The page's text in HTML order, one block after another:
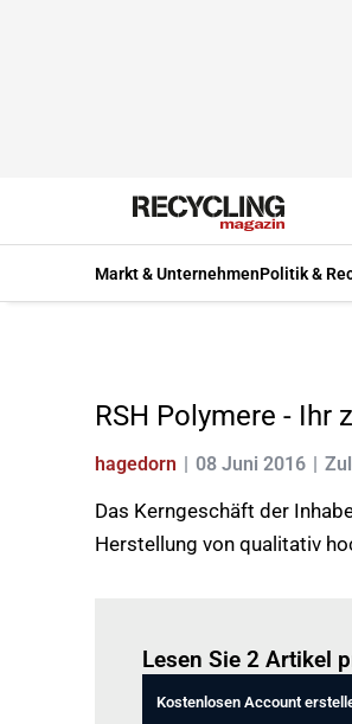
Markt & UnternehmenPolitik &
RSH Polymere -
hagedorn 08 Juni 2016
Das Kerngeschäft der
Herstellung von qualitativ
Lesen Sie 2 Artikel
Kostenlosen Account